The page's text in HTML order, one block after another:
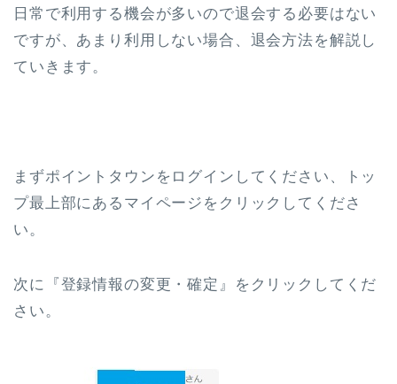
日常で利用する機会が多いので退会する必要はない
ですが、あまり利用しない場合、退会方法を解説し
ていきます。
まずポイントタウンをログインしてください、トッ
プ最上部にあるマイページをクリックしてくださ
い。
次に『登録情報の変更・確定』をクリックしてくだ
さい。